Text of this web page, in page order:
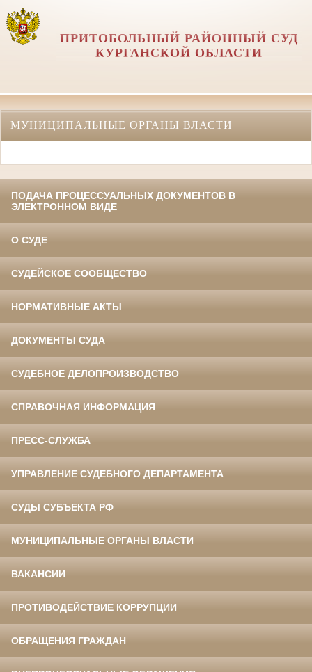
ПРИТОБОЛЬНЫЙ РАЙОННЫЙ СУД
КУРГАНСКОЙ ОБЛАСТИ
МУНИЦИПАЛЬНЫЕ ОРГАНЫ ВЛАСТИ
ПОДАЧА ПРОЦЕССУАЛЬНЫХ ДОКУМЕНТОВ В
ЭЛЕКТРОННОМ ВИДЕ
О СУДЕ
СУДЕЙСКОЕ СООБЩЕСТВО
НОРМАТИВНЫЕ АКТЫ
ДОКУМЕНТЫ СУДА
СУДЕБНОЕ ДЕЛОПРОИЗВОДСТВО
СПРАВОЧНАЯ ИНФОРМАЦИЯ
ПРЕСС-СЛУЖБА
УПРАВЛЕНИЕ СУДЕБНОГО ДЕПАРТАМЕНТА
СУДЫ СУБЪЕКТА РФ
МУНИЦИПАЛЬНЫЕ ОРГАНЫ ВЛАСТИ
ВАКАНСИИ
ПРОТИВОДЕЙСТВИЕ КОРРУПЦИИ
ОБРАЩЕНИЯ ГРАЖДАН